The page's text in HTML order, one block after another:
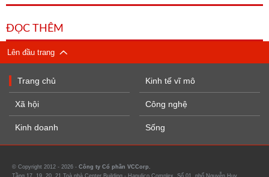
ĐỌC THÊM
Lên đầu trang
Trang chủ
Xã hội
Kinh doanh
Kinh tế vĩ mô
Công nghệ
Sống
© Copyright 2012 - 2026 - Công ty Cổ phần VCCorp.